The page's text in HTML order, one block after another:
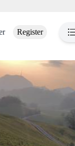
Register